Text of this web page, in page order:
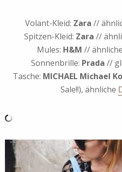
Volant-Kleid: Zara //
Spitzen-Kleid: Zara //
Mules: H&M // ähnliche
Sonnenbrille: Prada //
Tasche: MICHAEL Michael
Sale!!), ähnliche